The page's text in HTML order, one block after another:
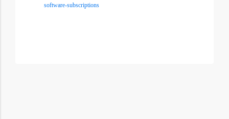
software-subscriptions